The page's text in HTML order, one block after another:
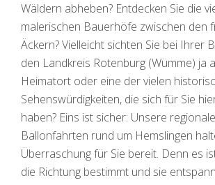
Wäldern abheben? Entdecken Sie die
malerischen Bauerhöfe zwischen den
Äckern? Vielleicht sichten Sie bei Ihrer
den Landkreis Rotenburg (Wümme) ja
Heimatort oder eine der vielen
Sehenswürdigkeiten, die sich für Sie
haben? Eins ist sicher: Unsere
Ballonfahrten rund um Hemslingen
Überraschung für Sie bereit. Denn es
die Richtung bestimmt und sie